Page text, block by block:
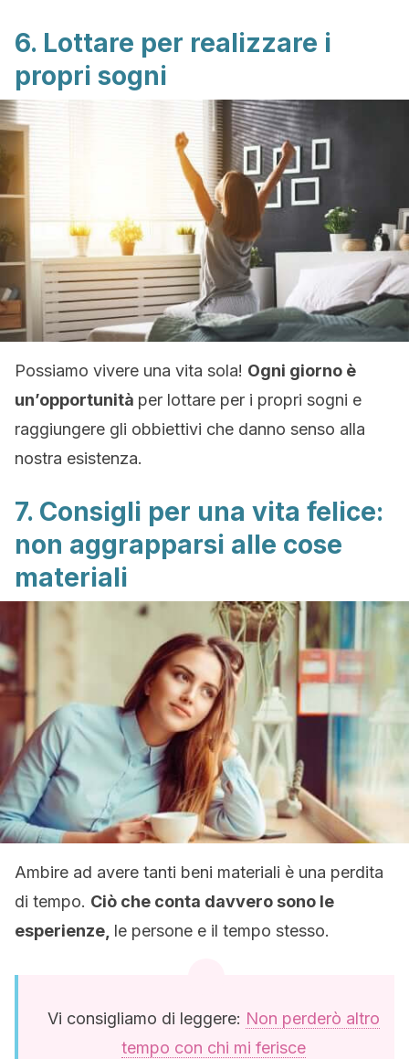
6. Lottare per realizzare i
propri sogni
Possiamo vivere una vita sola! Ogni giorno è
un’opportunità per lottare per i propri sogni e
raggiungere gli obbiettivi che danno senso alla
nostra esistenza.
7. Consigli per una vita felice:
non aggrapparsi alle cose
materiali
Ambire ad avere tanti beni materiali è una perdita
di tempo. Ciò che conta davvero sono le
esperienze, le persone e il tempo stesso.
Vi consigliamo di leggere: Non perderò altro
tempo con chi mi ferisce